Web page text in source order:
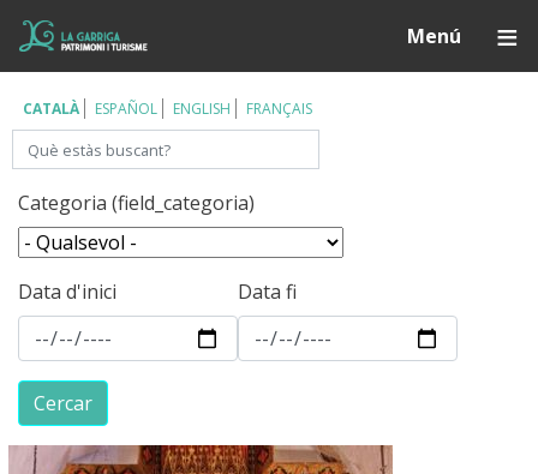
contingut
Menú
CATALÀ ESPAÑOL ENGLISH FRANÇAIS
Cerca
Categoria (field_categoria)
Data d'inici Data fi
Cercar